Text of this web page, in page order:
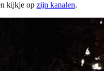
kijkje op zijn kanalen.